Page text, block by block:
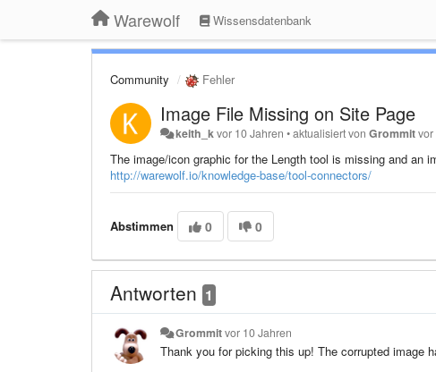
Warewolf Wissensdatenbank
Community Fehler
Image File Missing on Site Page
keith_kvor 10 Jahren •aktualisiert vonGrommit
The image/icon graphic for the Length tool is missing and an
http://warewolf.io/knowledge-base/tool-connectors/
Abstimmen 0 0
Antworten 1
Grommitvor 10 Jahren
Thank you for picking this up! The corrupted image